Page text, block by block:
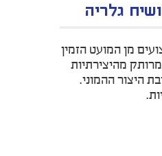
גלריה
מן המועט הזמין
מהיצירתיות
היצור ההמוני.